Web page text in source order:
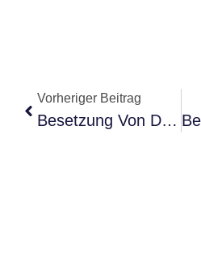
Vorheriger Beitrag
Besetzung Von Doktor Ballouz